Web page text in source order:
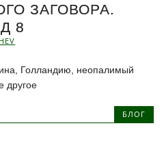
ЗАГОВОРА.
8
Голландию, неопалимый
другое
БЛОГ